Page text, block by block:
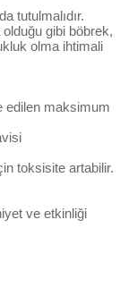
tutulmalıdır.
gibi böbrek,
olma ihtimali
edilen maksimum
toksisite artabilir.
ve etkinliği